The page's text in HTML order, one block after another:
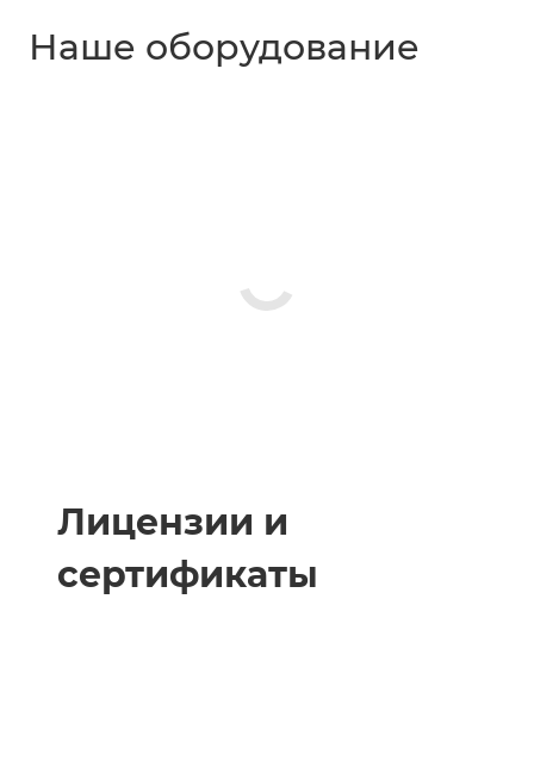
Наше оборудование
Лицензии и
сертификаты